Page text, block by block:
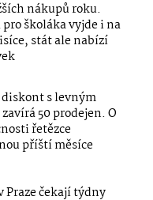
nákupů roku.
pro školáka vyjde i na
stát ale nabízí
s levným
50 prodejen. O
řetězce
příští měsíce
Praze čekají týdny